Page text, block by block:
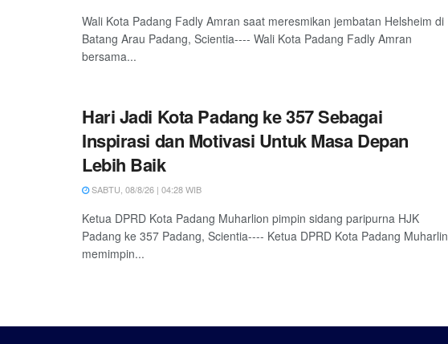
Wali Kota Padang Fadly Amran saat meresmikan jembatan Helsheim di
Batang Arau Padang, Scientia---- Wali Kota Padang Fadly Amran
bersama...
Hari Jadi Kota Padang ke 357 Sebagai
Inspirasi dan Motivasi Untuk Masa Depan
Lebih Baik
SABTU, 08/8/26 | 04:28 WIB
Ketua DPRD Kota Padang Muharlion pimpin sidang paripurna HJK
Padang ke 357 Padang, Scientia---- Ketua DPRD Kota Padang Muharlin
memimpin...